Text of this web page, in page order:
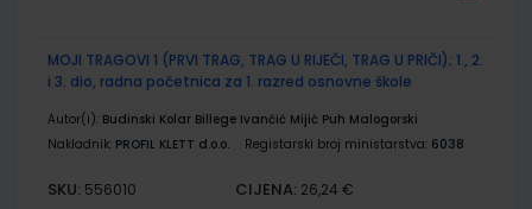
MOJI TRAGOVI 1 (PRVI TRAG, TRAG U RIJEČI, TRAG U PRIČI); 1., 2.
i 3. dio, radna početnica za 1. razred osnovne škole
Autor(i): Budinski Kolar Billege Ivančić Mijić Puh Malogorski
Nakladnik: PROFIL KLETT d.o.o. Registarski broj ministarstva: 6038
SKU: 556010 CIJENA: 26,24 €